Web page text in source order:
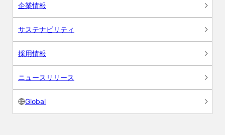
企業情報
サステナビリティ
採用情報
ニュースリリース
Global